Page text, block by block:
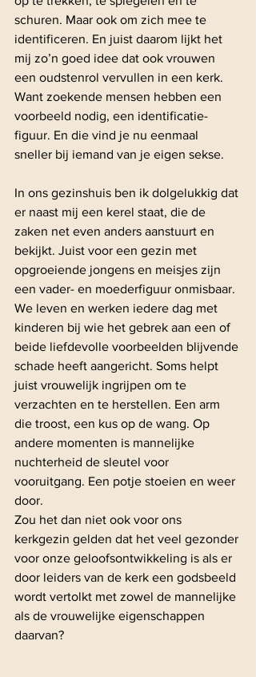
schuren. Maar ook om zich mee te
identificeren. En juist daarom lijkt het
mij zo’n goed idee dat ook vrouwen
een oudstenrol vervullen in een kerk.
Want zoekende mensen hebben een
voorbeeld nodig, een identificatie­
figuur. En die vind je nu eenmaal
sneller bij iemand van je eigen sekse.
In ons gezinshuis ben ik dolgelukkig dat
er naast mij een kerel staat, die de
zaken net even anders aanstuurt en
bekijkt. Juist voor een gezin met
opgroeiende jongens en meisjes zijn
een vader- en moederfiguur onmisbaar.
We leven en werken iedere dag met
kinderen bij wie het gebrek aan een of
beide liefdevolle voorbeelden blijvende
schade heeft aangericht. Soms helpt
juist vrouwelijk ingrijpen om te
verzachten en te herstellen. Een arm
die troost, een kus op de wang. Op
andere momenten is mannelijke
nuchterheid de sleutel voor
vooruitgang. Een potje stoeien en weer
door.
Zou het dan niet ook voor ons
kerkgezin gelden dat het veel gezonder
voor onze geloofsontwikkeling is als er
door leiders van de kerk een godsbeeld
wordt vertolkt met zowel de mannelijke
als de vrouwelijke eigenschappen
daarvan?